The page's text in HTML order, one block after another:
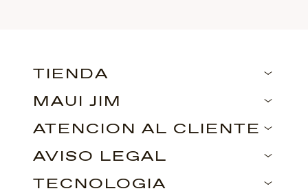
TIENDA
MAUI JIM
ATENCIÓN AL CLIENTE
AVISO LEGAL
TECNOLOGÍA